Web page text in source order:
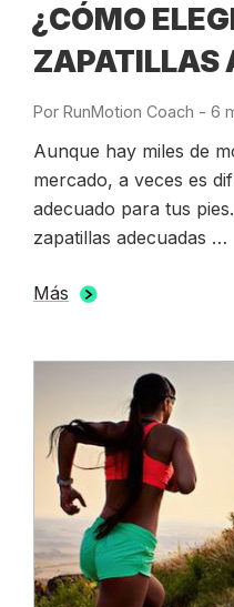
¿CÓMO
ZAPATILLAS
Por RunMotion Coach - 6
Aunque hay miles de
mercado, a veces es
adecuado para tus
zapatillas adecuadas …
Más